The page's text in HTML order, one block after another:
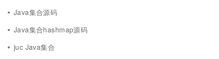
Java集合源码
Java集合hashmap源码
juc Java集合